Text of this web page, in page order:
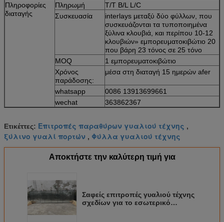
Πληροφορίες
διαταγής
Πληρωμή
T/T B/L L/C
Συσκευασία
interlays μεταξύ δύο φύλλων, που
συσκευάζονται τα τυποποιημένα
ξύλινα κλουβιά, και περίπου 10-12
κλουβιών» εμπορευματοκιβώτιο 20
που βάρη 23 τόνος σε 25 τόνο
MOQ
1 εμπορευματοκιβώτιο
Χρόνος
παράδοσης:
μέσα στη διαταγή 15 ημερών afer
whatsapp
0086 13913699661
wechat
363862367
Ετικέττες: Επιτροπές παραθύρων γυαλιού τέχνης ,
ξύλινο γυαλί πορτών , Φύλλα γυαλιού τέχνης
Αποκτήστε την καλύτερη τιμή για
Σαφείς επιτροπές γυαλιού τέχνης
σχεδίων για το εσωτερικό